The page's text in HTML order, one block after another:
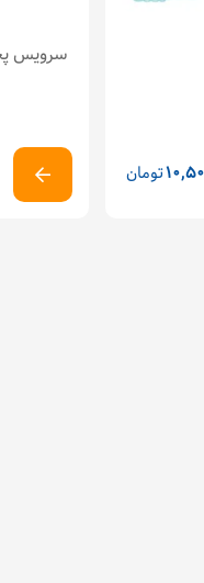
تومان